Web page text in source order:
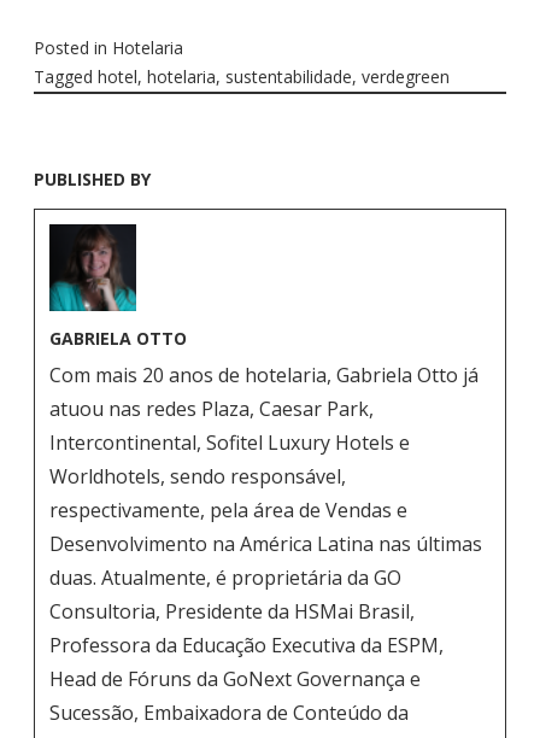
Posted in Hotelaria
Tagged hotel, hotelaria, sustentabilidade, verdegreen
PUBLISHED BY
GABRIELA OTTO
Com mais 20 anos de hotelaria, Gabriela Otto já
atuou nas redes Plaza, Caesar Park,
Intercontinental, Sofitel Luxury Hotels e
Worldhotels, sendo responsável,
respectivamente, pela área de Vendas e
Desenvolvimento na América Latina nas últimas
duas. Atualmente, é proprietária da GO
Consultoria, Presidente da HSMai Brasil,
Professora da Educação Executiva da ESPM,
Head de Fóruns da GoNext Governança e
Sucessão, Embaixadora de Conteúdo da